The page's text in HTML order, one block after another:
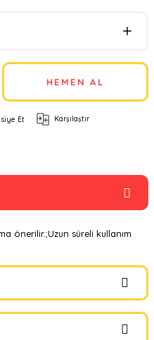
HEMEN AL
Et Karşılaştır
önerilir.;Uzun süreli kullanım